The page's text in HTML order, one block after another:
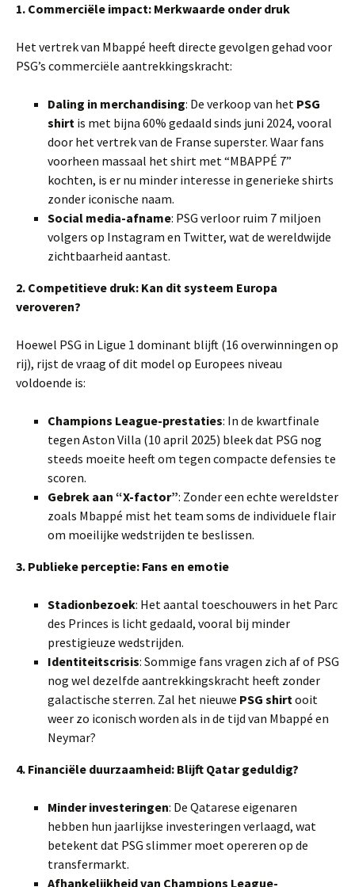
1. Commerciële impact: Merkwaarde onder druk
Het vertrek van Mbappé heeft directe gevolgen gehad voor
PSG’s commerciële aantrekkingskracht:
Daling in merchandising: De verkoop van het PSG
shirt is met bijna 60% gedaald sinds juni 2024, vooral
door het vertrek van de Franse superster. Waar fans
voorheen massaal het shirt met “MBAPPÉ 7”
kochten, is er nu minder interesse in generieke shirts
zonder iconische naam.
Social media-afname: PSG verloor ruim 7 miljoen
volgers op Instagram en Twitter, wat de wereldwijde
zichtbaarheid aantast.
2. Competitieve druk: Kan dit systeem Europa
veroveren?
Hoewel PSG in Ligue 1 dominant blijft (16 overwinningen op
rij), rijst de vraag of dit model op Europees niveau
voldoende is:
Champions League-prestaties: In de kwartfinale
tegen Aston Villa (10 april 2025) bleek dat PSG nog
steeds moeite heeft om tegen compacte defensies te
scoren.
Gebrek aan “X-factor”: Zonder een echte wereldster
zoals Mbappé mist het team soms de individuele flair
om moeilijke wedstrijden te beslissen.
3. Publieke perceptie: Fans en emotie
Stadionbezoek: Het aantal toeschouwers in het Parc
des Princes is licht gedaald, vooral bij minder
prestigieuze wedstrijden.
Identiteitscrisis: Sommige fans vragen zich af of PSG
nog wel dezelfde aantrekkingskracht heeft zonder
galactische sterren. Zal het nieuwe PSG shirtooit
weer zo iconisch worden als in de tijd van Mbappé en
Neymar?
4. Financiële duurzaamheid: Blijft Qatar geduldig?
Minder investeringen: De Qatarese eigenaren
hebben hun jaarlijkse investeringen verlaagd, wat
betekent dat PSG slimmer moet opereren op de
transfermarkt.
Afhankelijkheid van Champions League-